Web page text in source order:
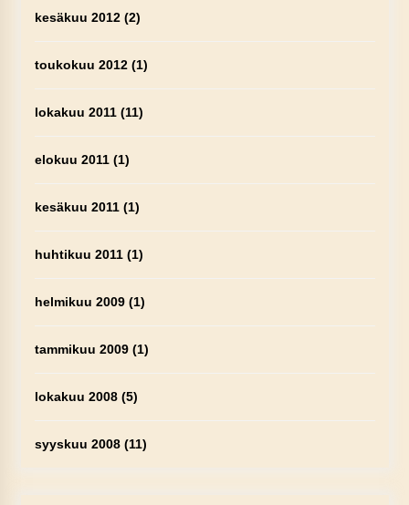
kesäkuu 2012(2)
toukokuu 2012(1)
lokakuu 2011(11)
elokuu 2011(1)
kesäkuu 2011(1)
huhtikuu 2011(1)
helmikuu 2009(1)
tammikuu 2009(1)
lokakuu 2008(5)
syyskuu 2008(11)